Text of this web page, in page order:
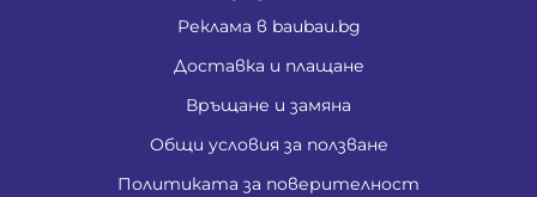
Реклама в baubau.bg
Доставка и плащане
Връщане и замяна
Общи условия за ползване
Политиката за поверителност